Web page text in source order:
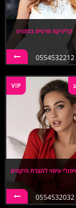
קליניקה פרטית בנתניה
0554532212
VIP
עיסוי להצרת היקפים
0554532032